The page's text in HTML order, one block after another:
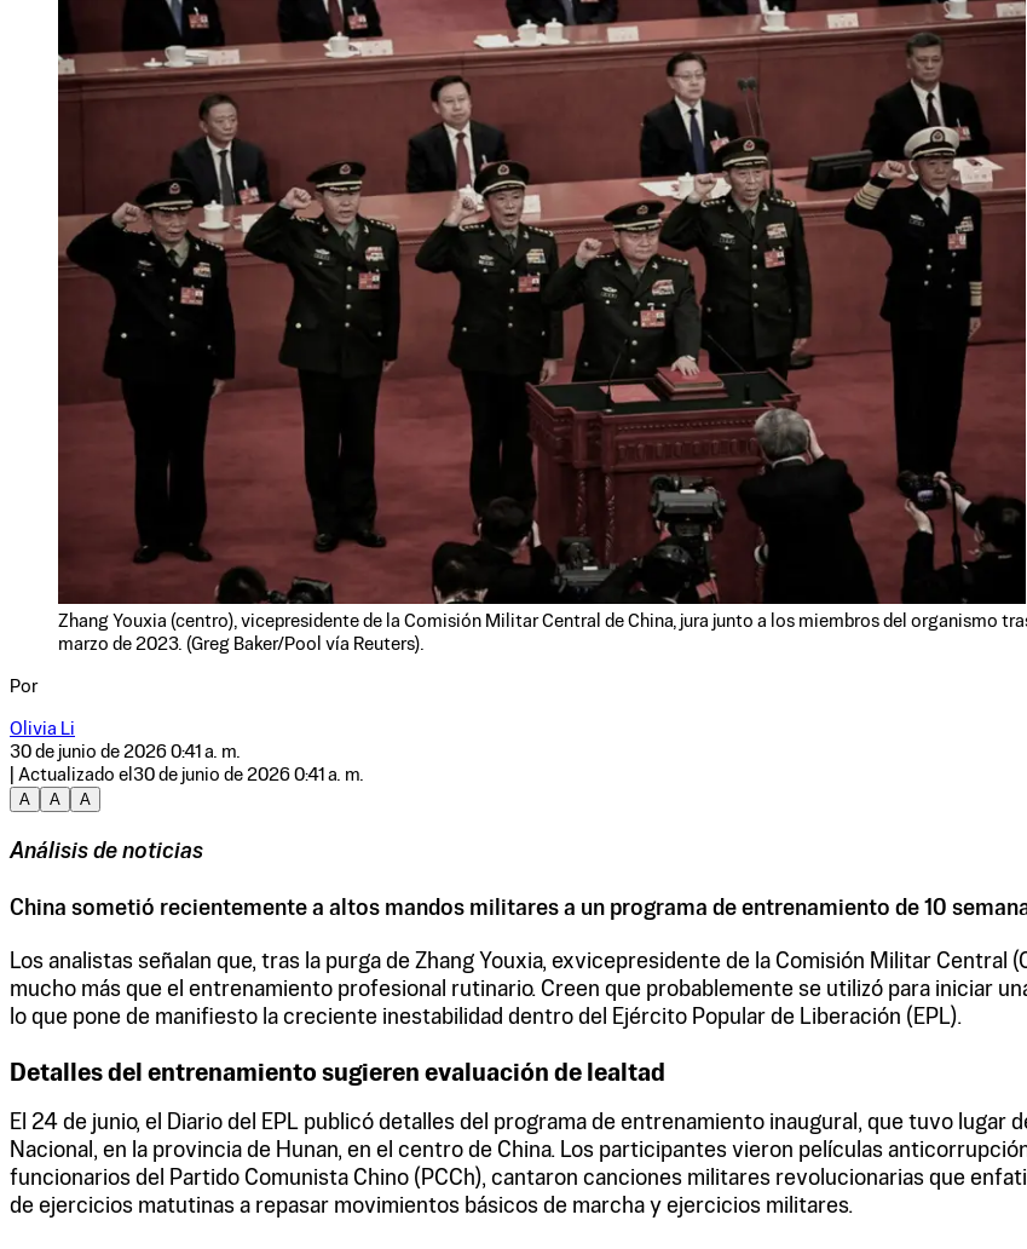
Zhang Youxia (centro), vicepresidente de la Comisión Militar Central de China, jura junto a los miembros del organismo
marzo de 2023. (Greg Baker/Pool vía Reuters).
Por
Olivia Li
30 de junio de 2026 0:41 a. m.
| Actualizado el 30 de junio de 2026 0:41 a. m.
A
A A
Análisis de noticias
China sometió recientemente a altos mandos militares a un programa de entrenamiento de 10
Los analistas señalan que, tras la purga de Zhang Youxia, exvicepresidente de la Comisión Militar
mucho más que el entrenamiento profesional rutinario. Creen que probablemente se utilizó para iniciar
lo que pone de manifiesto la creciente inestabilidad dentro del Ejército Popular de Liberación (EPL).
Detalles del entrenamiento sugieren evaluación de lealtad
El 24 de junio, el Diario del EPL publicó detalles del programa de entrenamiento inaugural, que tuvo lugar
Nacional, en la provincia de Hunan, en el centro de China. Los participantes vieron películas
funcionarios del Partido Comunista Chino (PCCh), cantaron canciones militares revolucionarias que
de ejercicios matutinas a repasar movimientos básicos de marcha y ejercicios militares.